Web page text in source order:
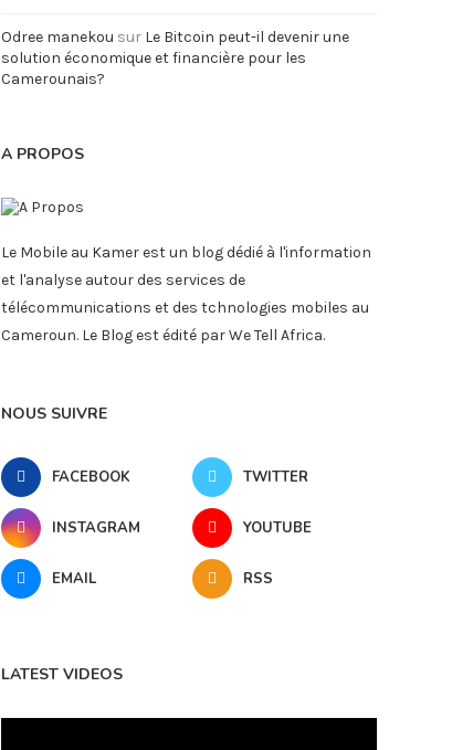
Odree manekou sur Le Bitcoin peut-il devenir une
solution économique et financière pour les
Camerounais?
A PROPOS
Le Mobile au Kamer est un blog dédié à l'information
et l'analyse autour des services de
télécommunications et des tchnologies mobiles au
Cameroun. Le Blog est édité par We Tell Africa.
NOUS SUIVRE
FACEBOOK TWITTER
INSTAGRAM YOUTUBE
EMAIL RSS
LATEST VIDEOS